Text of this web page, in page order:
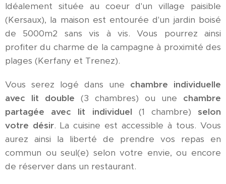
Idéalement située au coeur d'un village paisible
(Kersaux), la maison est entourée d'un jardin boisé
de 5000m2 sans vis à vis. Vous pourrez ainsi
profiter du charme de la campagne à proximité des
plages (Kerfany et Trenez).
Vous serez logé dans une chambre individuelle
avec lit double (3 chambres) ou une chambre
partagée avec lit individuel (1 chambre) selon
votre désir. La cuisine est accessible à tous. Vous
aurez ainsi la liberté de prendre vos repas en
commun ou seul(e) selon votre envie, ou encore
de réserver dans un restaurant.